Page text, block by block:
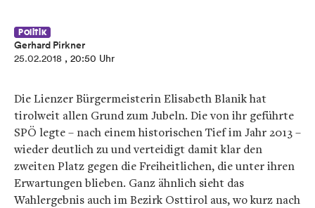
Politik
Gerhard Pirkner
25.02.2018 , 20:50 Uhr
Die Lienzer Bürgermeisterin Elisabeth Blanik hat
tirolweit allen Grund zum Jubeln. Die von ihr geführte
SPÖ legte – nach einem historischen Tief im Jahr 2013 –
wieder deutlich zu und verteidigt damit klar den
zweiten Platz gegen die Freiheitlichen, die unter ihren
Erwartungen blieben. Ganz ähnlich sieht das
Wahlergebnis auch im Bezirk Osttirol aus, wo kurz nach